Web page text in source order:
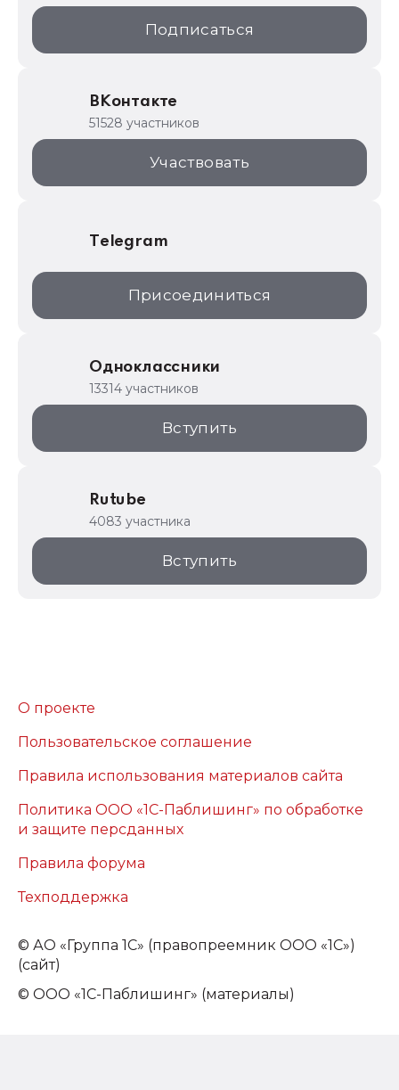
1С:Образование
ИТС.1C.ru
1С:Торговая площадка
Подписаться
ВКонтакте
51528 участников
Участвовать
Telegram
Присоединиться
Одноклассники
13314 участников
Вступить
Rutube
4083 участника
Вступить
О проекте
Пользовательское соглашение
Правила использования материалов сайта
Политика ООО «1С-Паблишинг» по обработке
и защите персданных
Правила форума
Техподдержка
© АО «Группа 1С» (правопреемник ООО «1С»)
(сайт)
© ООО «1С-Паблишинг» (материалы)